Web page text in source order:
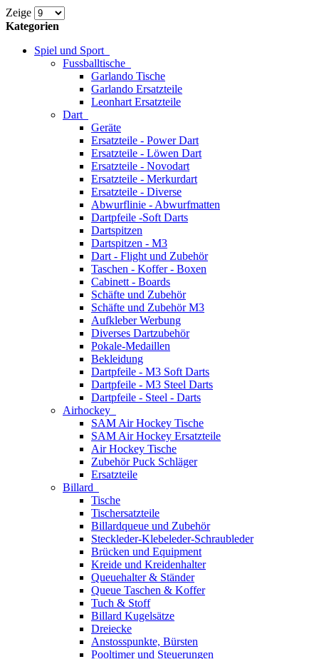
Zeige
Kategorien
Spiel und Sport
Fussballtische
Garlando Tische
Garlando Ersatzteile
Leonhart Ersatzteile
Dart
Geräte
Ersatzteile - Power Dart
Ersatzteile - Löwen Dart
Ersatzteile - Novodart
Ersatzteile - Merkurdart
Ersatzteile - Diverse
Abwurflinie - Abwurfmatten
Dartpfeile -Soft Darts
Dartspitzen
Dartspitzen - M3
Dart - Flight und Zubehör
Taschen - Koffer - Boxen
Cabinett - Boards
Schäfte und Zubehör
Schäfte und Zubehör M3
Aufkleber Werbung
Diverses Dartzubehör
Pokale-Medaillen
Bekleidung
Dartpfeile - M3 Soft Darts
Dartpfeile - M3 Steel Darts
Dartpfeile - Steel - Darts
Airhockey
SAM Air Hockey Tische
SAM Air Hockey Ersatzteile
Air Hockey Tische
Zubehör Puck Schläger
Ersatzteile
Billard
Tische
Tischersatzteile
Billardqueue und Zubehör
Steckleder-Klebeleder-Schraubleder
Brücken und Equipment
Kreide und Kreidenhalter
Queuehalter & Ständer
Queue Taschen & Koffer
Tuch & Stoff
Billard Kugelsätze
Dreiecke
Anstosspunkte, Bürsten
Pooltimer und Steuerungen